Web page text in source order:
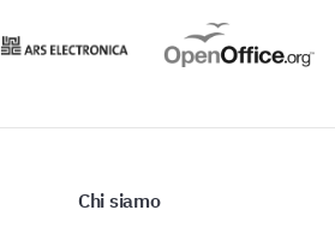
Chi siamo